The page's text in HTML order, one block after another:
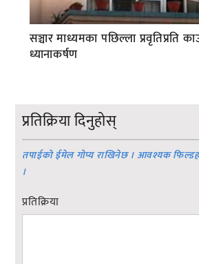
सञ्चार माध्यमका पछिल्ला प्रवृतिप्रति
ध्यानाकर्षण
प्रतिक्रिया दिनुहोस्
तपाईको ईमेल गोप्य राखिनेछ । आवश्यक
।
प्रतिक्रिया